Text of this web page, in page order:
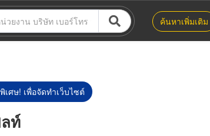
ค้นหาเพิ่มเติม
ศษ! เพื่อจัดทำเว็บไซต์
ท์